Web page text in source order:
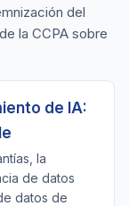
del
la CCPA sobre
de IA:
la
de datos
datos de